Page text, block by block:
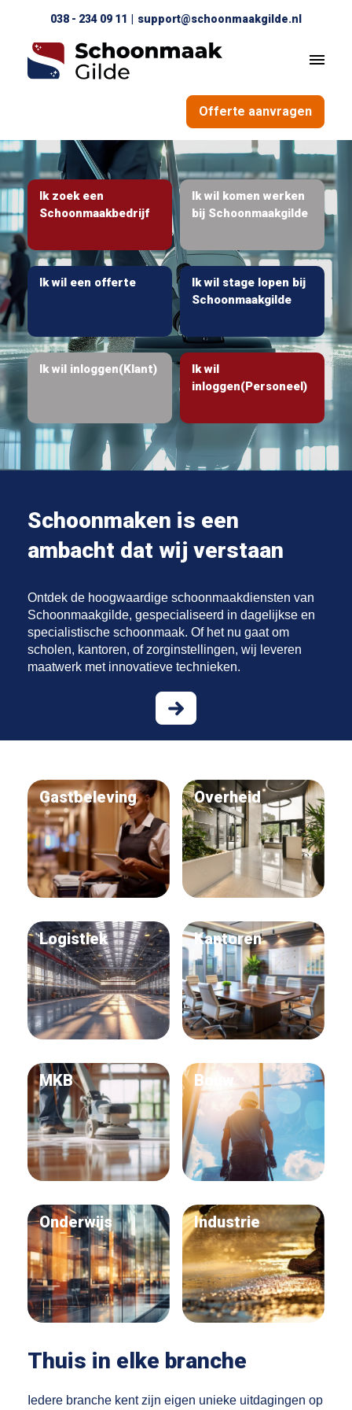
038 - 234 09 11 support@schoonmaakgilde.nl
Offerte aanvragen
Ik zoek een
Schoonmaakbedrijf
Ik wil komen werken
bij Schoonmaakgilde
Ik wil een offerte
Ik wil stage lopen bij
Schoonmaakgilde
Ik wil inloggen(Klant)
Ik wil
inloggen(Personeel)
Schoonmaken is een
ambacht dat wij verstaan
Ontdek de hoogwaardige schoonmaakdiensten van
Schoonmaakgilde, gespecialiseerd in dagelijkse en
specialistische schoonmaak. Of het nu gaat om
scholen, kantoren, of zorginstellingen, wij leveren
maatwerk met innovatieve technieken.
Gastbeleving Overheid
Logistiek Kantoren
MKB Bouw
Onderwijs Industrie
Thuis in elke branche
Iedere branche kent zijn eigen unieke uitdagingen op